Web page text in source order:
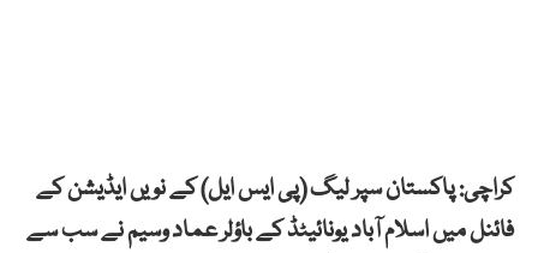
کراچی: پاکستان سپر لیگ (پی ایس ایل) کے نویں ایڈیشن کے
فائنل میں اسلام آباد یونائیٹڈ کے باؤلر عماد وسیم نے سب سے